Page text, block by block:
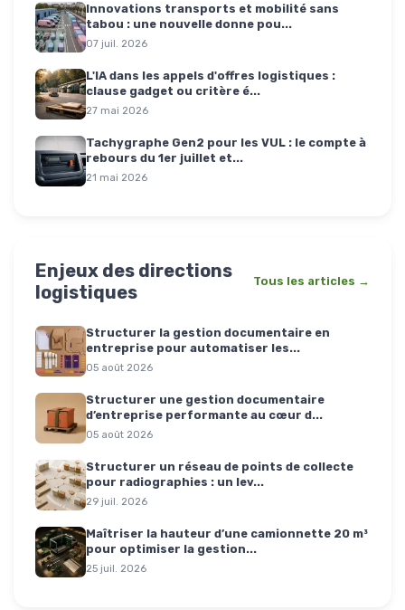
Innovations transports et mobilité sans
tabou : une nouvelle donne pou...
07 juil. 2026
L'IA dans les appels d'offres logistiques :
clause gadget ou critère é...
27 mai 2026
Tachygraphe Gen2 pour les VUL : le compte à
rebours du 1er juillet et...
21 mai 2026
Enjeux des directions
logistiques
Tous les articles →
Structurer la gestion documentaire en
entreprise pour automatiser les...
05 août 2026
Structurer une gestion documentaire
d’entreprise performante au cœur d...
05 août 2026
Structurer un réseau de points de collecte
pour radiographies : un lev...
29 juil. 2026
Maîtriser la hauteur d’une camionnette 20 m³
pour optimiser la gestion...
25 juil. 2026